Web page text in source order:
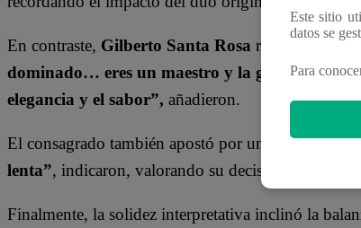
En contraste, Gilberto Santa Rosa recibió elogios
dominado… eres un maestro y la gente te
elegancia y el sabor”, añadieron.
El consagrado también apostó por una estrategia
lenta”, indicaron, valorando su decisión musical.
Finalmente, la solidez interpretativa inclinó la
Este sitio
datos se
Para